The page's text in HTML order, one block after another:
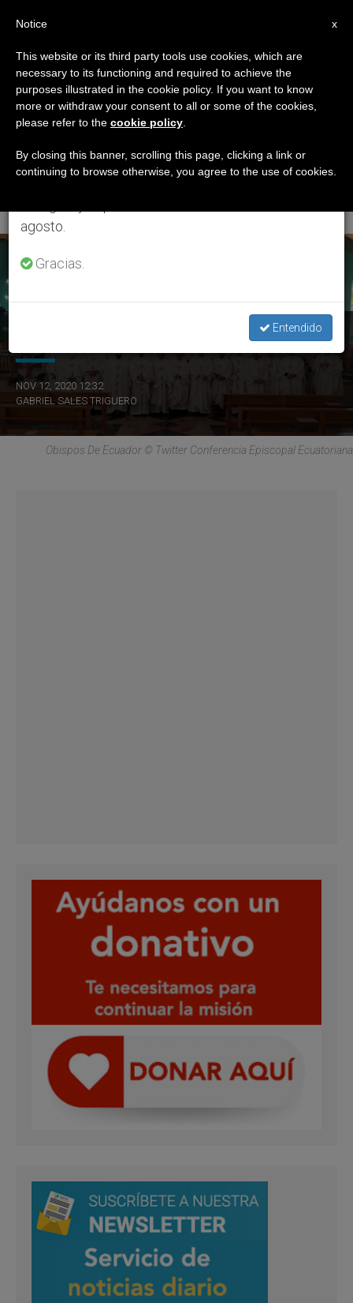
ETIQUETA
Posts Tagged
‘episcopado
Ecuatoriano’
ÚLTIMAS NOTICIAS
Ecuador: Mensaje de los obispos tras la Asamblea Plenaria
NOV 12, 2020 12:32
GABRIEL SALES TRIGUERO
Obispos De Ecuador © Twitter Conferencia Episcopal Ecuatoriana
×
Aviso importante
Del 27 de julio al 7 de agosto haremos la pausa
anual, aprovechando que en el periodo de verano
se generan menos informaciones y también el
agosto.
Gracias.
Entendido
x
Notice
This website or its third party tools use cookies, which are
necessary to its functioning and required to achieve the
purposes illustrated in the cookie policy. If you want to know
more or withdraw your consent to all or some of the cookies,
please refer to the cookie policy
By closing this banner, scrolling this page, clicking a link or
continuing to browse otherwise, you agree to the use of cookies.